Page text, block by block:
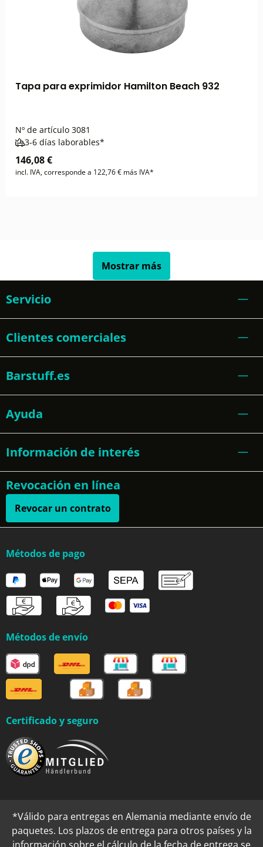
Tapa para exprimidor Hamilton Beach 932
Nº de artículo 3081
3-6 días laborables*
146,08 €
incl. IVA, corresponde a 122,76 € más IVA*
Mostrar más
Servicio
Clientes comerciales
Barstuff.es
Ayuda
Información de interés
Revocación en línea
Revocar un contrato
Métodos de pago
Métodos de envío
Certificado y seguro
*Válido para entregas en Alemania mediante envío de
paquetes. Los plazos de entrega para otros países y la